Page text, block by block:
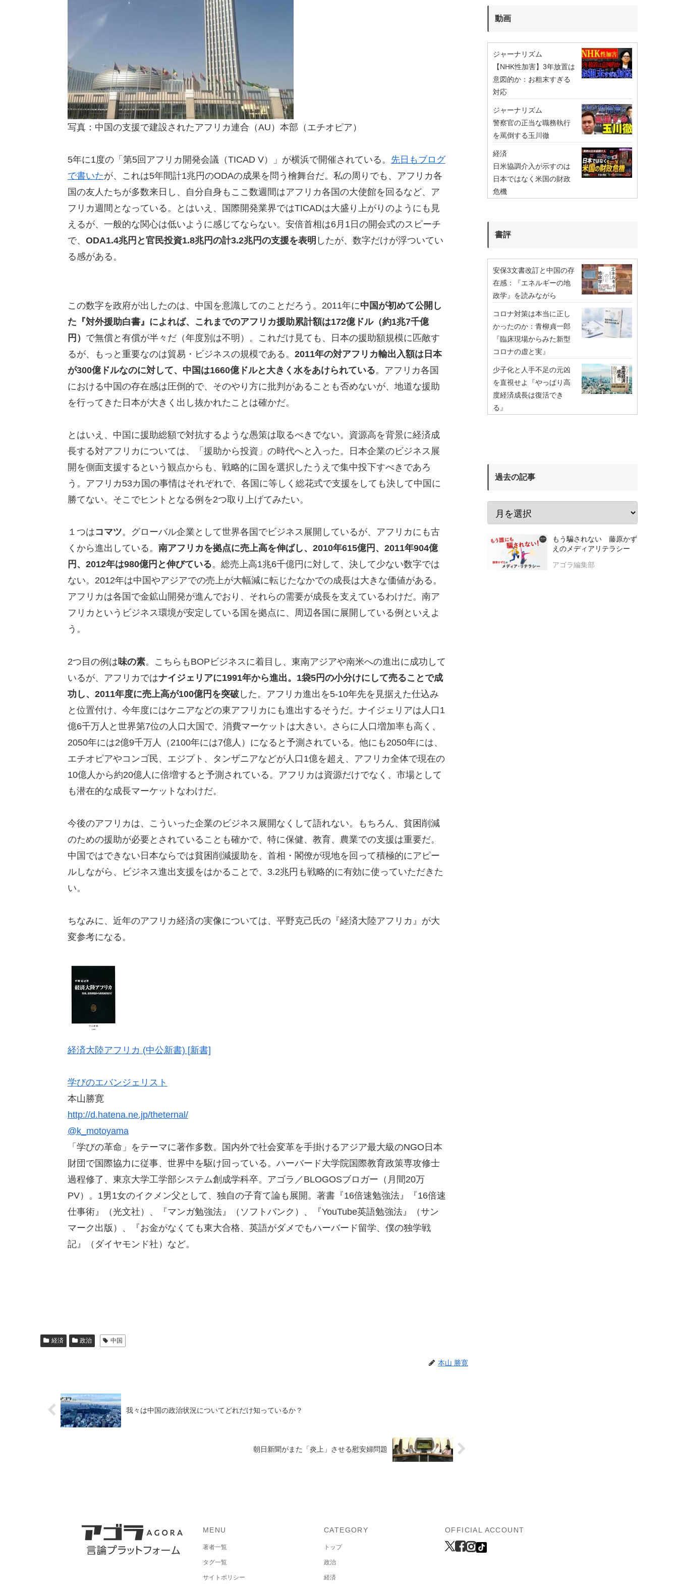
写真：中国の支援で建設されたアフリカ連合（AU）本部（エチオピア）
5年に1度の「第5回アフリカ開発会議（TICAD V）」が横浜で開催されている。 先日もブログ
で書いたが、これは5年間計1兆円のODAの成果を問う檜舞台だ。私の周りでも、アフリカ各
国の友人たちが多数来日し、自分自身もここ数週間はアフリカ各国の大使館を回るなど、ア
フリカ週間となっている。とはいえ、国際開発業界ではTICADは大盛り上がりのようにも見
えるが、一般的な関心は低いように感じてならない。安倍首相は6月1日の開会式のスピーチ
で、 ODA1.4兆円と官民投資1.8兆円の計3.2兆円の支援を表明 したが、数字だけが浮ついてい
る感がある。
この数字を政府が出したのは、中国を意識してのことだろう。2011年に中国が初めて公開し
た『対外援助白書』によれば、これまでのアフリカ援助累計額は172億ドル（約1兆7千億
円） で無償と有償が半々だ（年度別は不明）。これだけ見ても、日本の援助額規模に匹敵す
るが、もっと重要なのは貿易・ビジネスの規模である。 2011年の対アフリカ輸出入額は日本
が300億ドルなのに対して、中国は1660億ドルと大きく水をあけられている。アフリカ各国
における中国の存在感は圧倒的で、そのやり方に批判があることも否めないが、地道な援助
を行ってきた日本が大きく出し抜かれたことは確かだ。
とはいえ、中国に援助総額で対抗するような愚策は取るべきでない。資源高を背景に経済成
長する対アフリカについては、「援助から投資」の時代へと入った。日本企業のビジネス展
開を側面支援するという観点からも、戦略的に国を選択したうえで集中投下すべきであろ
う。アフリカ53カ国の事情はそれぞれで、各国に等しく総花式で支援をしても決して中国に
勝てない。そこでヒントとなる例を2つ取り上げてみたい。
１つはコマツ。グローバル企業として世界各国でビジネス展開しているが、アフリカにも古
くから進出している。 南アフリカを拠点に売上高を伸ばし、2010年615億円、2011年904億
円、2012年は980億円と伸びている。総売上高1兆6千億円に対して、決して少ない数字では
ない。2012年は中国やアジアでの売上が大幅減に転じたなかでの成長は大きな価値がある。
アフリカは各国で金鉱山開発が進んでおり、それらの需要が成長を支えているわけだ。南ア
フリカというビジネス環境が安定している国を拠点に、周辺各国に展開している例といえよ
う。
2つ目の例は味の素。こちらもBOPビジネスに着目し、東南アジアや南米への進出に成功して
いるが、アフリカではナイジェリアに1991年から進出。1袋5円の小分けにして売ることで成
功し、2011年度に売上高が100億円を突破した。アフリカ進出を5-10年先を見据えた仕込み
と位置付け、今年度にはケニアなどの東アフリカにも進出するそうだ。ナイジェリアは人口1
億6千万人と世界第7位の人口大国で、消費マーケットは大きい。さらに人口増加率も高く、
2050年には2億9千万人（2100年には7億人）になると予測されている。他にも2050年には、
エチオピアやコンゴ民、エジプト、タンザニアなどが人口1億を超え、アフリカ全体で現在の
10億人から約20億人に倍増すると予測されている。アフリカは資源だけでなく、市場として
も潜在的な成長マーケットなわけだ。
今後のアフリカは、こういった企業のビジネス展開なくして語れない。もちろん、貧困削減
のための援助が必要とされていることも確かで、特に保健、教育、農業での支援は重要だ。
中国ではできない日本ならでは貧困削減援助を、首相・閣僚が現地を回って積極的にアピー
ルしながら、ビジネス進出支援をはかることで、3.2兆円も戦略的に有効に使っていただきた
い。
ちなみに、近年のアフリカ経済の実像については、平野克己氏の『経済大陸アフリカ』が大
変参考になる。
経済大陸アフリカ (中公新書) [新書]
学びのエバンジェリスト
本山勝寛
http://d.hatena.ne.jp/theternal/
@k_motoyama
「学びの革命」をテーマに著作多数。国内外で社会変革を手掛けるアジア最大級のNGO日本
財団で国際協力に従事、世界中を駆け回っている。ハーバード大学院国際教育政策専攻修士
過程修了、東京大学工学部システム創成学科卒。アゴラ／BLOGOSブロガー（月間20万
PV）。1男1女のイクメン父として、独自の子育て論も展開。著書『16倍速勉強法』『16倍速
仕事術』（光文社）、『マンガ勉強法』（ソフトバンク）、『YouTube英語勉強法』（サン
マーク出版）、『お金がなくても東大合格、英語がダメでもハーバード留学、僕の独学戦
記』（ダイヤモンド社）など。
経済 政治 中国
本山 勝寛
我々は中国の政治状況についてどれだけ知っているか？
朝日新聞がまた「炎上」させる慰安婦問題
動画
ジャーナリズム
【NHK性加害】3年放置は
意図的か：お粗末すぎる
対応
ジャーナリズム
警察官の正当な職務執行
を罵倒する玉川徹
経済
日米協調介入が示すのは
日本ではなく米国の財政
危機
書評
安保3文書改訂と中国の存
在感：『エネルギーの地
政学』を読みながら
コロナ対策は本当に正し
かったのか：青柳貞一郎
『臨床現場からみた新型
コロナの虚と実』
少子化と人手不足の元凶
を直視せよ『やっぱり高
度経済成長は復活でき
る』
過去の記事
もう騙されない 藤原かず
えのメディアリテラシー
アゴラ編集部
MENU
著者一覧
タグ一覧
サイトポリシー
CATEGORY
トップ
政治
経済
OFFICIAL ACCOUNT